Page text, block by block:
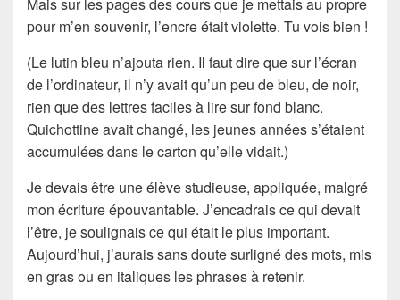
pour m’en souvenir, l’encre était violette. Tu vois bien !
(Le lutin bleu n’ajouta rien. Il faut dire que sur l’écran
de l’ordinateur, il n’y avait qu’un peu de bleu, de noir,
rien que des lettres faciles à lire sur fond blanc.
Quichottine avait changé, les jeunes années s’étaient
accumulées dans le carton qu’elle vidait.)
Je devais être une élève studieuse, appliquée, malgré
mon écriture épouvantable. J’encadrais ce qui devait
l’être, je soulignais ce qui était le plus important.
Aujourd’hui, j’aurais sans doute surligné des mots, mis
en gras ou en italiques les phrases à retenir.